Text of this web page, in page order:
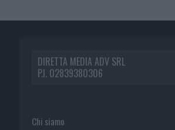
DIRETTA MEDIA ADV SRL
P.I. 02839380306
Chi siamo